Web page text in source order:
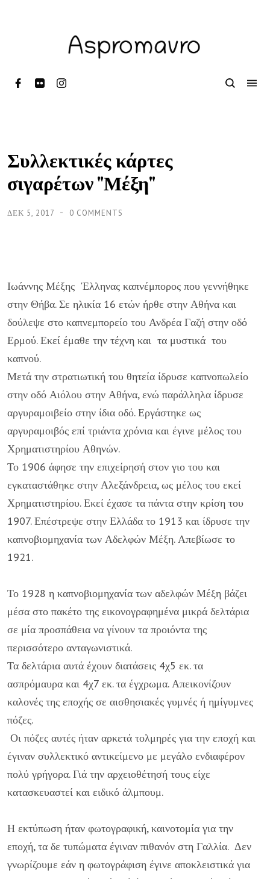
Συλλεκτικές κάρτες
σιγαρέτων "Μέξη"
ΔΕΚ 5, 2017 0 COMMENTS
Ιωάννης Μέξης 'Ελληνας καπνέμπορος που γεννήθηκε
στην Θήβα. Σε ηλικία 16 ετών ήρθε στην Αθήνα και
δούλεψε στο καπνεμπορείο του Ανδρέα Γαζή στην οδό
Ερμού. Εκεί έμαθε την τέχνη και τα μυστικά του
καπνού.
Μετά την στρατιωτική του θητεία ίδρυσε καπνοπωλείο
στην οδό Αιόλου στην Αθήνα, ενώ παράλληλα ίδρυσε
αργυραμοιβείο στην ίδια οδό. Εργάστηκε ως
αργυραμοιβός επί τριάντα χρόνια και έγινε μέλος του
Χρηματιστηρίου Αθηνών.
Το 1906 άφησε την επιχείρησή στον γιο του και
εγκαταστάθηκε στην Αλεξάνδρεια, ως μέλος του εκεί
Χρηματιστηρίου. Εκεί έχασε τα πάντα στην κρίση του
1907. Επέστρεψε στην Ελλάδα το 1913 και ίδρυσε την
καπνοβιομηχανία των Αδελφών Μέξη. Απεβίωσε το
1921.
Το 1928 η καπνοβιομηχανία των αδελφών Μέξη βάζει
μέσα στο πακέτο της εικονογραφημένα μικρά δελτάρια
σε μία προσπάθεια να γίνουν τα προιόντα της
περισσότερο ανταγωνιστικά.
Τα δελτάρια αυτά έχουν διατάσεις 4χ5 εκ. τα
ασπρόμαυρα και 4χ7 εκ. τα έγχρωμα. Απεικονίζουν
καλονές της εποχής σε αισθησιακές γυμνές ή ημίγυμνες
πόζες.
Οι πόζες αυτές ήταν αρκετά τολμηρές για την εποχή και
έγιναν συλλεκτικό αντικείμενο με μεγάλο ενδιαφέρον
πολύ γρήγορα. Γιά την αρχειοθέτησή τους είχε
κατασκευαστεί και ειδικό άλμπουμ.
Η εκτύπωση ήταν φωτογραφική, καινοτομία για την
εποχή, τα δε τυπώματα έγιναν πιθανόν στη Γαλλία. Δεν
γνωρίζουμε εάν η φωτογράφιση έγινε αποκλειστικά για